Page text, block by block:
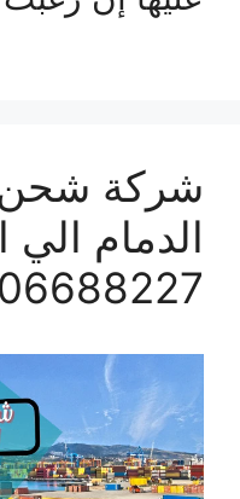
شركة
الدمام الي